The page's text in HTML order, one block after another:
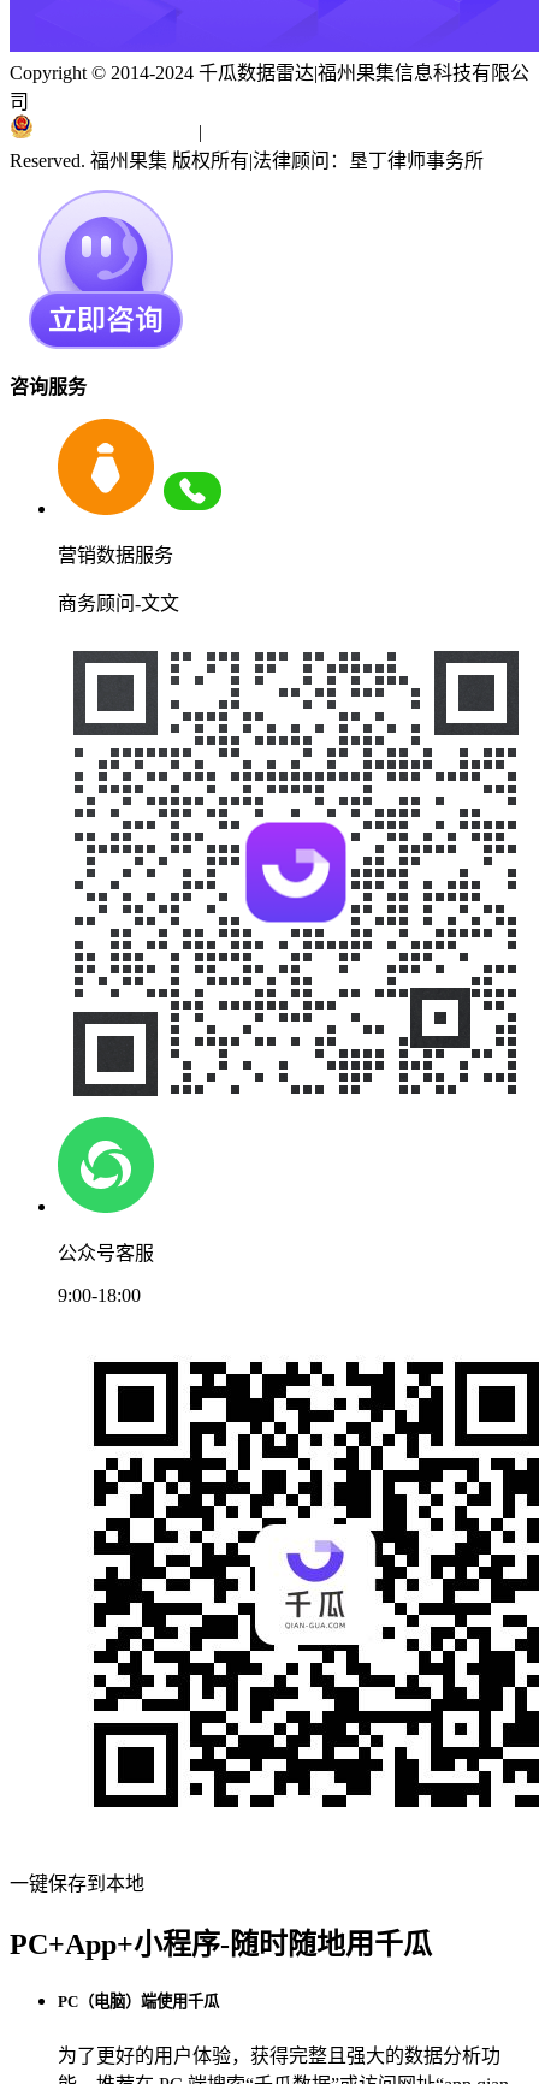
Copyright © 2014-2024 千瓜数据雷达|福州果集信息科技有限公
司
|
Reserved. 福州果集 版权所有|法律顾问：垦丁律师事务所
咨询服务
营销数据服务
商务顾问-文文
公众号客服
9:00-18:00
一键保存到本地
PC+App+小程序-随时随地用千瓜
PC（电脑）端使用千瓜
为了更好的用户体验，获得完整且强大的数据分析功